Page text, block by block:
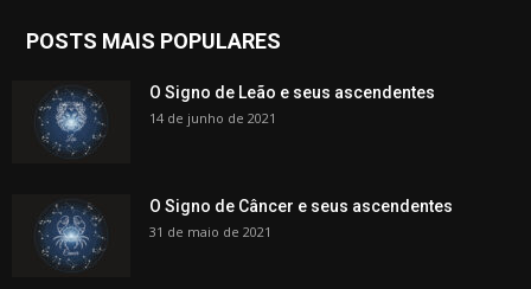
POSTS MAIS POPULARES
O Signo de Leão e seus ascendentes
14 de junho de 2021
O Signo de Câncer e seus ascendentes
31 de maio de 2021